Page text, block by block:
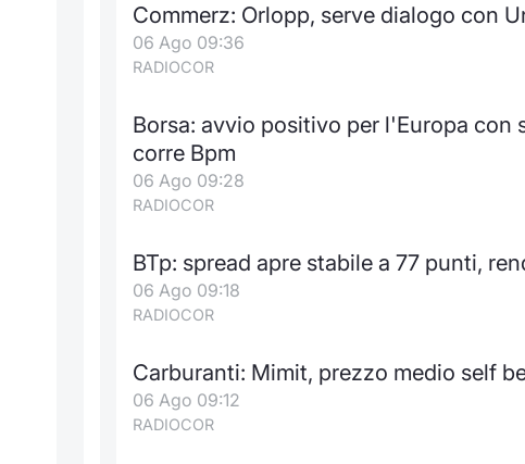
Commerz: Orlopp, serve dialogo con
06 Ago 09:36
RADIOCOR
Borsa: avvio positivo per l'Europa con
corre Bpm
06 Ago 09:28
RADIOCOR
BTp: spread apre stabile a 77 punti,
06 Ago 09:18
RADIOCOR
Carburanti: Mimit, prezzo medio self
06 Ago 09:12
RADIOCOR